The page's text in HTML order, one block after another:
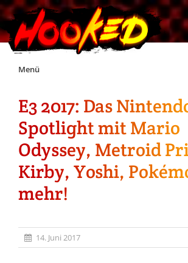
Skip
Menü
Unterstützt Hooked!
Exklusiv für Supporter*innen
Impressum
Discord
E3 2017: Das
Spotlight mit Mario
Odyssey, Metroid
Kirby, Yoshi,
mehr!
14. Juni 2017